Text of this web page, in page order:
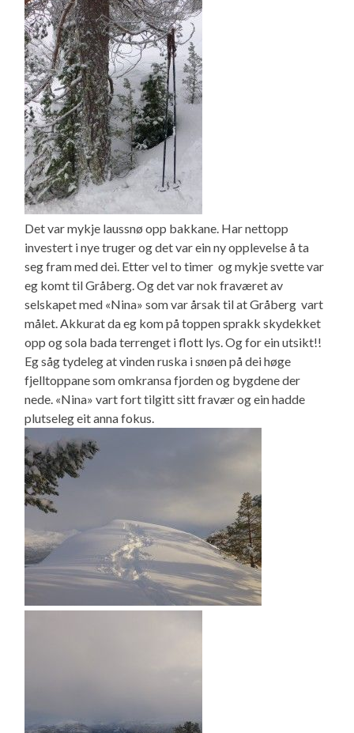
Det var mykje laussnø opp bakkane. Har nettopp
investert i nye truger og det var ein ny opplevelse å ta
seg fram med dei. Etter vel to timer og mykje svette var
eg komt til Gråberg. Og det var nok fraværet av
selskapet med «Nina» som var årsak til at Gråberg vart
målet. Akkurat da eg kom på toppen sprakk skydekket
opp og sola bada terrenget i flott lys. Og for ein utsikt!!
Eg såg tydeleg at vinden ruska i snøen på dei høge
fjelltoppane som omkransa fjorden og bygdene der
nede. «Nina» vart fort tilgitt sitt fravær og ein hadde
plutseleg eit anna fokus.